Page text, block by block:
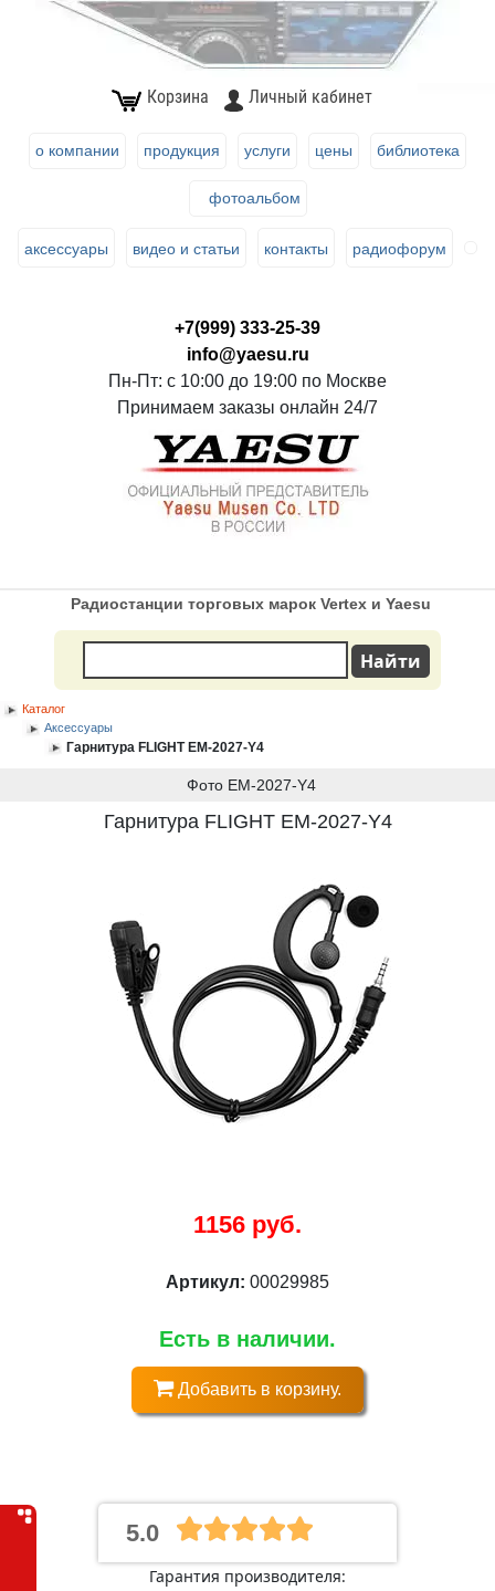
Корзина Личный кабинет
о компании продукция услуги цены библиотека
фотоальбом
аксессуары видео и статьи контакты радиофорум
+7(999) 333-25-39
info@yaesu.ru
Пн-Пт: с 10:00 до 19:00 по Москве
Принимаем заказы онлайн 24/7
Радиостанции торговых марок Vertex и Yaesu
Каталог
Аксессуары
Гарнитура FLIGHT EM-2027-Y4
Фото EM-2027-Y4
Гарнитура FLIGHT EM-2027-Y4
1156 руб.
Артикул: 00029985
Есть в наличии.
Добавить в корзину.
5.0
Гарантия производителя: